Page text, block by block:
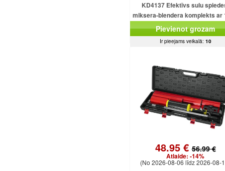
KD4137 Efektīvs sulu
miksera-blendera komplekts ar
ml ietilpību un 1500 W
Pievienot grozam
Ir pieejams veikalā: 10
48.95 €56.99 €
Atlaide: -14%
(No 2026-08-06 līdz 2026-08-